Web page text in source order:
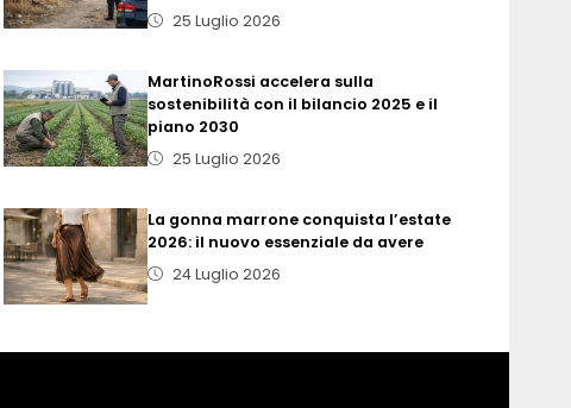
25 Luglio 2026
MartinoRossi accelera sulla
sostenibilità con il bilancio 2025 e il
piano 2030
25 Luglio 2026
La gonna marrone conquista l’estate
2026: il nuovo essenziale da avere
24 Luglio 2026